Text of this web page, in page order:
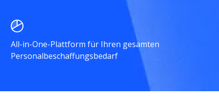
All-in-One-Plattform für Ihren gesamten
Personalbeschaffungsbedarf